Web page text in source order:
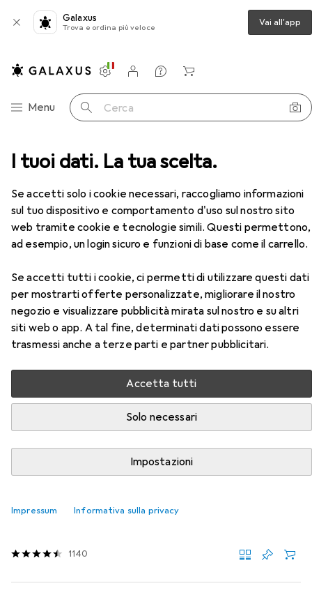
I tuoi dati. La tua scelta.
Se accetti solo i cookie necessari, raccogliamo informazioni
sul tuo dispositivo e comportamento d'uso sul nostro sito
web tramite cookie e tecnologie simili. Questi permettono,
ad esempio, un login sicuro e funzioni di base come il carrello.
Se accetti tutti i cookie, ci permetti di utilizzare questi dati
per mostrarti offerte personalizzate, migliorare il nostro
negozio e visualizzare pubblicità mirata sul nostro e su altri
siti web o app. A tal fine, determinati dati possono essere
trasmessi anche a terze parti e partner pubblicitari.
Accetta tutti
Solo necessari
Impostazioni
Impressum Informativa sulla privacy
Galaxus
Trova e ordina più veloce Vai all'app
Categoria Navigazione
Menu Cerca
Impostazioni
Conto cliente
Liste di confronto
Liste dei desideri
Carrello
Accessori per stampante Xerox FUSIBILE 220V
EUR
206,72
XeroxFUSIBILE 220V
Accessori per Xerox FUSIBILE
220V
Qui trovi accessori adatti per il prodotto Xerox FUSIBILE
220V della categoria Carta.
Rilevanza
Elenco dei prodotti
SCONTO SULLA QUANTITÀ
HPCasa e ufficio
1140